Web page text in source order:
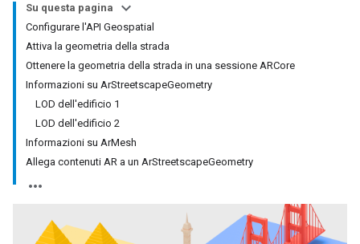
Su questa pagina
Configurare l'API Geospatial
Attiva la geometria della strada
Ottenere la geometria della strada in una sessione ARCore
Informazioni su ArStreetscapeGeometry
LOD dell'edificio 1
LOD dell'edificio 2
Informazioni su ArMesh
Allega contenuti AR a un ArStreetscapeGeometry